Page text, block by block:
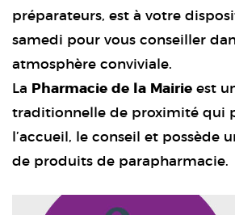
préparateurs, est à votre
samedi pour vous conseiller
atmosphère conviviale.
La
Pharmacie de la Mairie est
traditionnelle de proximité qui
l’accueil, le conseil et possède
de produits de parapharmacie.